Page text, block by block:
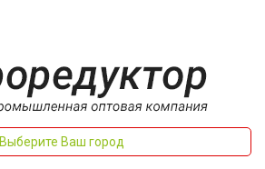
Выберите Ваш город